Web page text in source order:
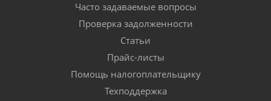
Часто задаваемые вопросы
Проверка задолженности
Статьи
Прайс-листы
Помощь налогоплательщику
Техподдержка